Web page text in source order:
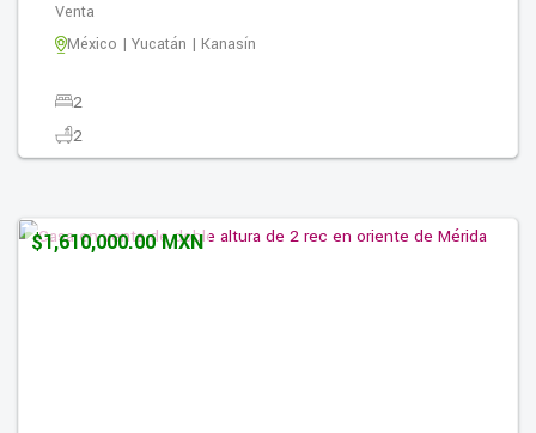
Venta
México | Yucatán | Kanasín
2
2
$1,610,000.00 MXN